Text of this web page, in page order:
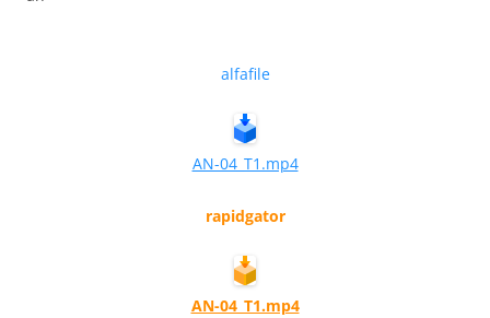
alfafile
AN-04_T1.mp4
rapidgator
AN-04_T1.mp4